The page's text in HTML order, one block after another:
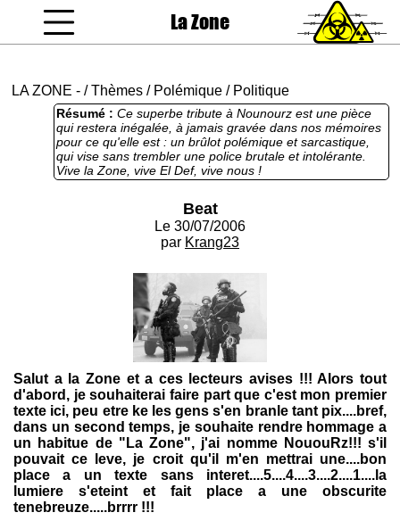
La Zone
LA ZONE - /Thèmes / Polémique / Politique
Résumé : Ce superbe tribute à Nounourz est une pièce
qui restera inégalée, à jamais gravée dans nos mémoires
pour ce qu'elle est : un brûlot polémique et sarcastique,
qui vise sans trembler une police brutale et intolérante.
Vive la Zone, vive El Def, vive nous !
Beat
Le 30/07/2006
par Krang23
Salut a la Zone et a ces lecteurs avises !!! Alors tout
d'abord, je souhaiterai faire part que c'est mon premier
texte ici, peu etre ke les gens s'en branle tant pix....bref,
dans un second temps, je souhaite rendre hommage a
un habitue de "La Zone", j'ai nomme NououRz!!! s'il
pouvait ce leve, je croit qu'il m'en mettrai une....bon
place a un texte sans interet....5....4....3....2....1....la
lumiere s'eteint et fait place a une obscurite
tenebreuze.....brrrr !!!